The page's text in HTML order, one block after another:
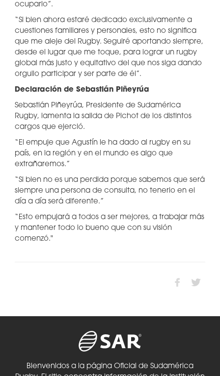
ocuparlo”.
“Si bien ahora estaré dedicado exclusivamente a
cuestiones familiares y personales, esto no significa
que me aleje del Rugby. Seguiré aportando siempre,
desde el lugar que me toque, para lograr un rugby
global más justo y equitativo del que nos siga dando
orgullo participar y ser parte de él”.
Declaración de Sebastián Piñeyrúa
Sebastián Piñeyrúa, Presidente de Sudamérica
Rugby, lamenta la salida de Pichot de los distintos
cargos que ejerció.
“El empuje que Agustín le ha dado al rugby en su
país, en la región y en el mundo es algo que
extrañaremos.”
“Si bien no es una perdida porque sabemos que será
siempre una persona de consulta, no tenerlo en el
día a día será diferente.”
“Esto empujará a todos a ser mejores, a trabajar más
y mantener todo lo bueno que con su visión
comenzó."
Bienvenidos a la página Oficial de Sudamérica